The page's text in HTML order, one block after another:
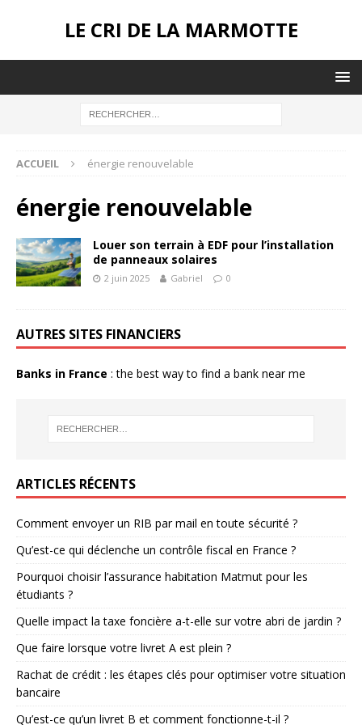
LE CRI DE LA MARMOTTE
ACCUEIL énergie renouvelable
énergie renouvelable
Louer son terrain à EDF pour l’installation
de panneaux solaires
2 juin 2025 Gabriel 0
AUTRES SITES FINANCIERS
Banks in France : the best way to find a bank near me
ARTICLES RÉCENTS
Comment envoyer un RIB par mail en toute sécurité ?
Qu’est-ce qui déclenche un contrôle fiscal en France ?
Pourquoi choisir l’assurance habitation Matmut pour les
étudiants ?
Quelle impact la taxe foncière a-t-elle sur votre abri de jardin ?
Que faire lorsque votre livret A est plein ?
Rachat de crédit : les étapes clés pour optimiser votre situation
bancaire
Qu’est-ce qu’un livret B et comment fonctionne-t-il ?